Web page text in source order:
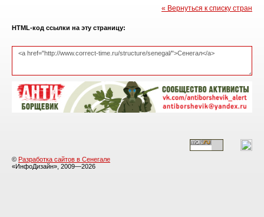
« Вернуться к списку стран
HTML-код ссылки на эту страницу:
© Разработка сайтов в Сенегале
«ИнфоДизайн», 2009—2026